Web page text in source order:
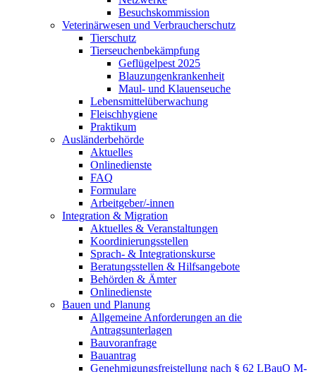
Besuchskommission
Veterinärwesen und Verbraucherschutz
Tierschutz
Tierseuchenbekämpfung
Geflügelpest 2025
Blauzungenkrankenheit
Maul- und Klauenseuche
Lebensmittelüberwachung
Fleischhygiene
Praktikum
Ausländerbehörde
Aktuelles
Onlinedienste
FAQ
Formulare
Arbeitgeber/-innen
Integration & Migration
Aktuelles & Veranstaltungen
Koordinierungsstellen
Sprach- & Integrationskurse
Beratungsstellen & Hilfsangebote
Behörden & Ämter
Onlinedienste
Bauen und Planung
Allgemeine Anforderungen an die
Antragsunterlagen
Bauvoranfrage
Bauantrag
Genehmigungsfreistellung nach § 62 LBauO M-